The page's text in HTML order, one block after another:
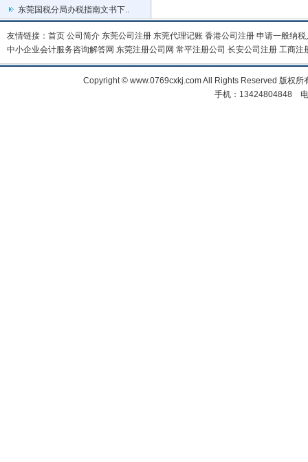
东莞国税分局办税指南文书下..
友情链接： 首页 公司简介 东莞公司注册 东莞代理记账 香港公司注册 申请一般纳税
中小企业会计服务咨询解答网 东莞注册公司网 常平注册公司 长安公司注册 工商注
Copyright © www.0769cxkj.com All Rights Reserved 版权
手机：13424804848